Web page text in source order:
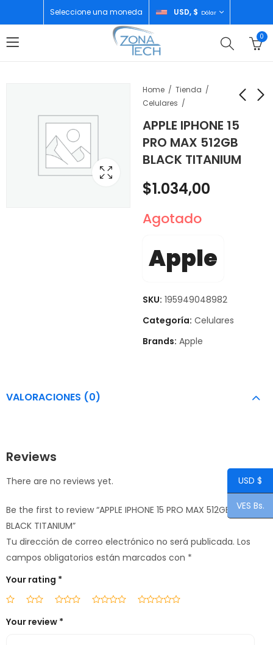
Seleccione una moneda USD, $ Dólar
0
Home
Tienda
Celulares
APPLE IPHONE 15
PRO MAX 512GB
BLACK TITANIUM
ACTION CAMARA
BLACK
$580,00
4GB/64GB GREY
$ 130,00
$1.034,00
Agotado
Apple
SKU: 195949048982
Categoría: Celulares
Brands: Apple
VALORACIONES (0)
Reviews
There are no reviews yet.
Be the first to review “APPLE IPHONE 15 PRO MAX 512GB
BLACK TITANIUM”
Tu dirección de correo electrónico no será publicada. Los
campos obligatorios están marcados con *
Your rating *
Your review *
USD $
VES Bs.